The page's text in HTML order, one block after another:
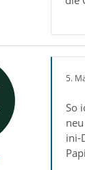
5.
So
ini-